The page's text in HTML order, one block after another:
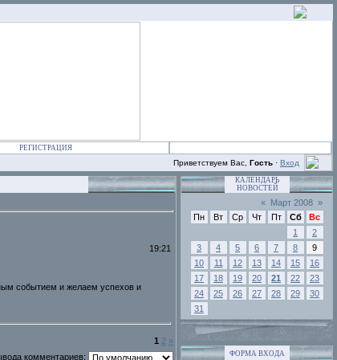
РЕГИСТРАЦИЯ
Приветствуем Вас, Гость · Вход
19:21
событием и желаем успехов и
1 2 »
комментариев:
КАЛЕНДАРЬ
НОВОСТЕЙ
« Март 2008 »
Пн
Вт Ср Чт Пт Сб
Вс
1
2
3
4 5 6 7 8
9
10
11 12 13 14 15
16
17
18 19 20 21 22
23
24
25 26 27 28 29
30
31
ФОРМА ВХОДА